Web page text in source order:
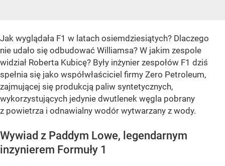
Jak wyglądała F1 w latach osiemdziesiątych? Dlaczego
nie udało się odbudować Williamsa? W jakim zespole
widział Roberta Kubicę? Były inżynier zespołów F1 dziś
spełnia się jako współwłaściciel firmy Zero Petroleum,
zajmującej się produkcją paliw syntetycznych,
wykorzystujących jedynie dwutlenek węgla pobrany
z powietrza i odnawialny wodór wytwarzany z wody.
Wywiad z Paddym Lowe, legendarnym
inzynierem Formuły 1